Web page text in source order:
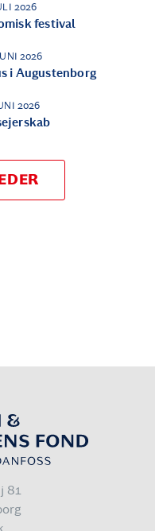
2026
festival
2026
i Augustenborg
2026
81